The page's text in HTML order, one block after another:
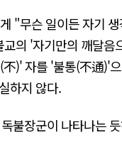
"무슨 일이든 자기
의 '자기만의 깨달
)' 자를 '불통(不通)'
하지 않다.
불장군이 나타나는